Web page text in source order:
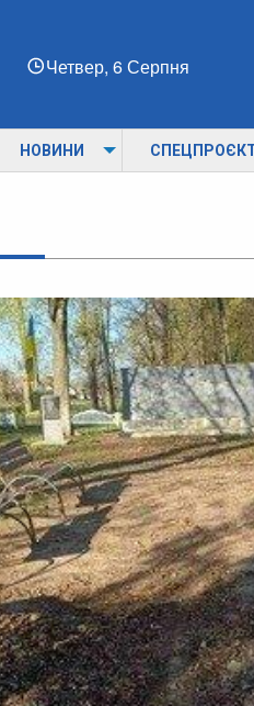
Четвер, 6 Серпня
НОВИНИ